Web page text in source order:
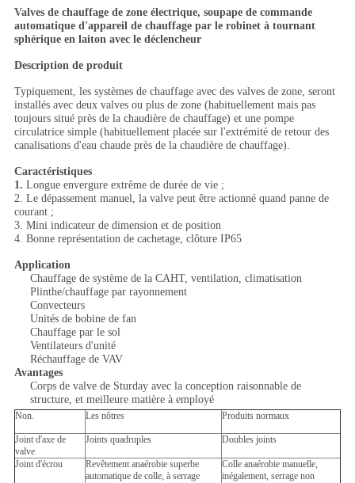
Valves de chauffage de zone électrique, soupape de commande
automatique d'appareil de chauffage par le robinet à tournant
sphérique en laiton avec le déclencheur
Description de produit
Typiquement, les systèmes de chauffage avec des valves de zone, seront
installés avec deux valves ou plus de zone (habituellement mais pas
toujours situé près de la chaudière de chauffage) et une pompe
circulatrice simple (habituellement placée sur l'extrémité de retour des
canalisations d'eau chaude près de la chaudière de chauffage).
Caractéristiques
1. Longue envergure extrême de durée de vie ;
2. Le dépassement manuel, la valve peut être actionné quand panne de
courant ;
3. Mini indicateur de dimension et de position
4. Bonne représentation de cachetage, clôture IP65
Application
Chauffage de système de la CAHT, ventilation, climatisation
Plinthe/chauffage par rayonnement
Convecteurs
Unités de bobine de fan
Chauffage par le sol
Ventilateurs d'unité
Réchauffage de VAV
Avantages
Corps de valve de Sturday avec la conception raisonnable de
structure, et meilleure matière à employé
Non. Les nôtres Produits normaux
Joint d'axe de
valve
Joints quadruples Doubles joints
Joint d'écrou
Revêtement anaérobie superbe
automatique de colle, à serrage
Colle anaérobie manuelle,
inégalement, serrage non